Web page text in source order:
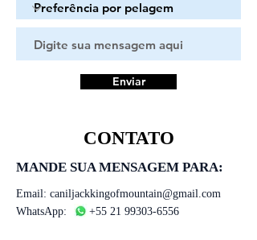
Enviar
CONTATO
MANDE SUA MENSAGEM PARA:
Email: caniljackkingofmountain@gmail.com
WhatsApp: +55 21 99303-6556